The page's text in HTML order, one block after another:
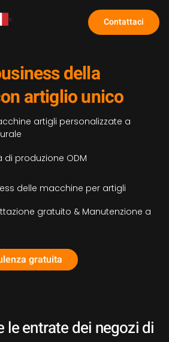
Contattaci
della
artiglio unico
artigli personalizzate a
di produzione ODM
delle macchine per artigli
gratuito & Manutenzione a
gratuita
le entrate dei negozi di